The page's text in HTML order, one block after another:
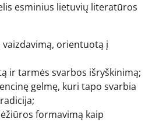
esminius lietuvių literatūros
orientuotą į
ir tarmės svarbos išryškinimą;
gelmę, kuri tapo svarbia
formavimą kaip